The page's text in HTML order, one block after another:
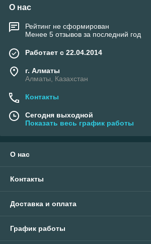
О нас
Рейтинг не сформирован
Менее 5 отзывов за последний год
Работает с 22.04.2014
г. Алматы
Алматы, Казахстан
Контакты
Сегодня выходной
Показать весь график работы
О нас
Контакты
Доставка и оплата
График работы